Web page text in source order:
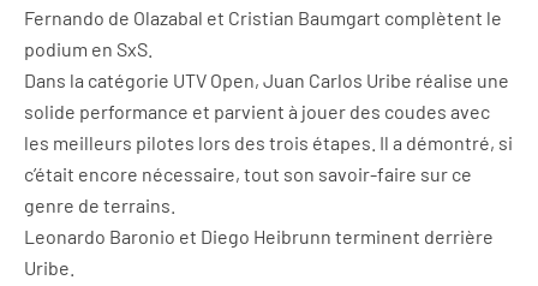
Fernando de Olazabal et Cristian Baumgart complètent le
podium en SxS.
Dans la catégorie UTV Open, Juan Carlos Uribe réalise une
solide performance et parvient à jouer des coudes avec
les meilleurs pilotes lors des trois étapes. Il a démontré, si
c’était encore nécessaire, tout son savoir-faire sur ce
genre de terrains.
Leonardo Baronio et Diego Heibrunn terminent derrière
Uribe.